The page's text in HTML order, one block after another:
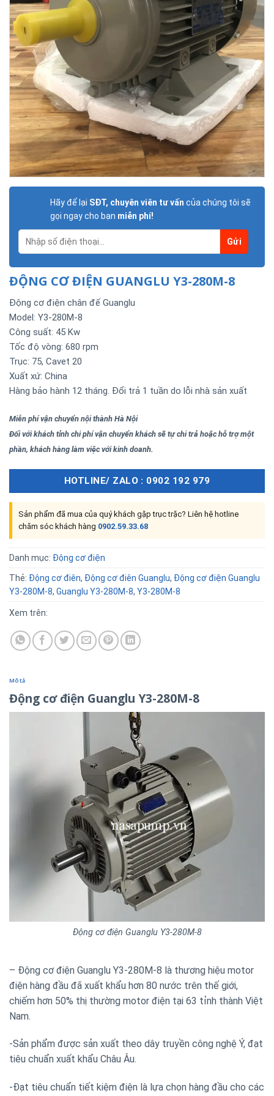
Hãy để lại SĐT, chuyên viên tư vấn của chúng tôi sẽ
gọi ngay cho bạn miễn phí!
ĐỘNG CƠ ĐIỆN GUANGLU Y3-280M-8
Động cơ điện chân đế Guanglu
Model: Y3-280M-8
Công suất: 45 Kw
Tốc độ vòng: 680 rpm
Trục: 75, Cavet 20
Xuất xứ: China
Hàng bảo hành 12 tháng. Đổi trả 1 tuần do lỗi nhà sản xuất
Miễn phí vận chuyển nội thành Hà Nội
Đối với khách tỉnh chi phí vận chuyển khách sẽ tự chi trả hoặc hỗ trợ một
phần, khách hàng làm việc với kinh doanh.
HOTLINE/ ZALO : 0902 192 979
Sản phẩm đã mua của quý khách gặp trục trặc? Liên hệ hotline
chăm sóc khách hàng 0902.59.33.68
Danh mục: Động cơ điện
Thẻ: Động cơ điên, Động cơ điên Guanglu, Động cơ điện Guanglu
Y3-280M-8, Guanglu Y3-280M-8, Y3-280M-8
Xem trên:
Mô tả
Động cơ điện Guanglu Y3-280M-8
Động cơ điện Guanglu Y3-280M-8
– Động cơ điện Guanglu Y3-280M-8 là thương hiệu motor
điện hàng đầu đã xuất khẩu hơn 80 nước trên thế giới,
chiếm hơn 50% thị thường motor điện tại 63 tỉnh thành Việt
Nam.
-Sản phẩm được sản xuất theo dây truyền công nghệ Ý, đạt
tiêu chuẩn xuất khẩu Châu Âu.
-Đạt tiêu chuẩn tiết kiệm điện là lựa chọn hàng đầu cho các